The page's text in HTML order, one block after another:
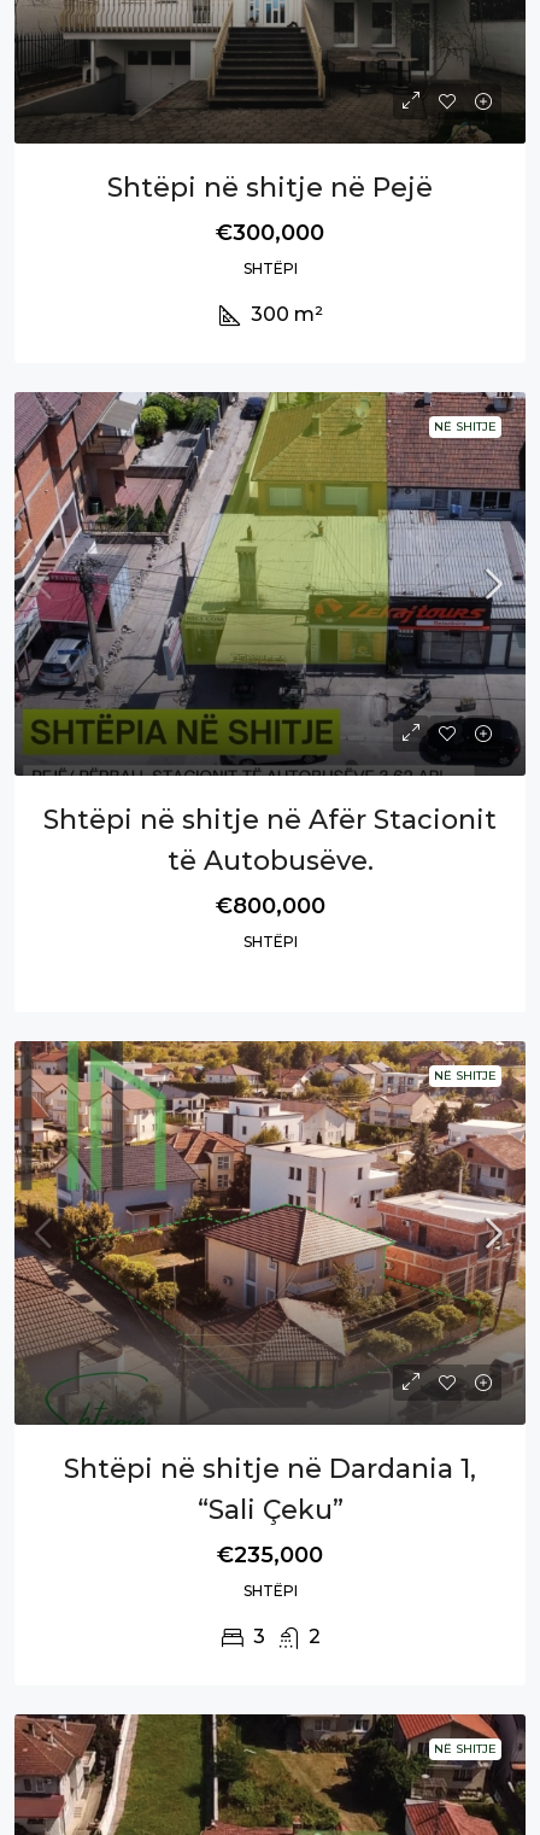
Shtëpi në shitje në Pejë
€300,000
SHTËPI
300 m²
NË SHITJE
Shtëpi në shitje në Afër Stacionit
të Autobusëve.
€800,000
SHTËPI
NË SHITJE
Shtëpi në shitje në Dardania 1,
“Sali Çeku”
€235,000
SHTËPI
3 2
NË SHITJE